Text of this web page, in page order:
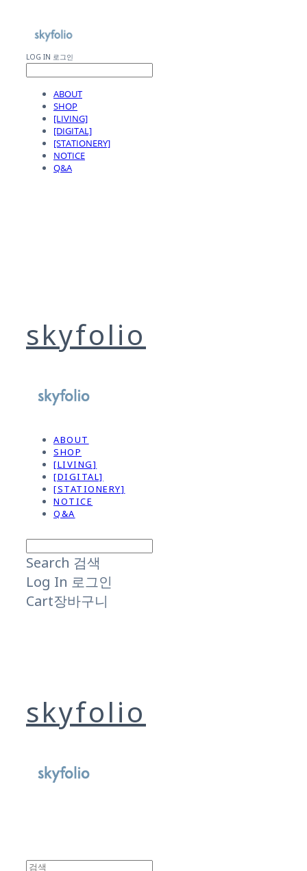
LOG IN 로그인
ABOUT
SHOP
[LIVING]
[DIGITAL]
[STATIONERY]
NOTICE
Q&A
skyfolio
ABOUT
SHOP
[LIVING]
[DIGITAL]
[STATIONERY]
NOTICE
Q&A
Search 검색
Log In 로그인
Cart장바구니
skyfolio